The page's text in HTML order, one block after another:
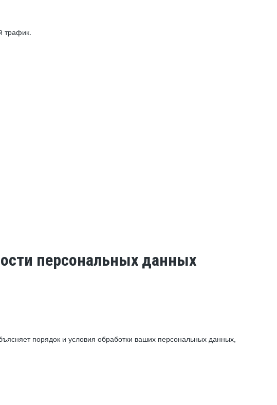
трафик.
персональных данных
порядок и условия обработки ваших персональных данных,